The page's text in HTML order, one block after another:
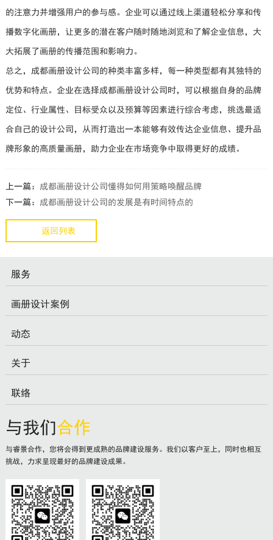
的注意力并增强用户的参与感。企业可以通过线上渠道轻松分享和传
播数字化画册，让更多的潜在客户随时随地浏览和了解企业信息，大
大拓展了画册的传播范围和影响力。
总之，成都画册设计公司的种类丰富多样，每一种类型都有其独特的
优势和特点。企业在选择成都画册设计公司时，可以根据自身的品牌
定位、行业属性、目标受众以及预算等因素进行综合考虑，挑选最适
合自己的设计公司，从而打造出一本能够有效传达企业信息、提升品
牌形象的高质量画册，助力企业在市场竞争中取得更好的成绩。
上一篇： 成都画册设计公司懂得如何用策略唤醒品牌
下一篇： 成都画册设计公司的发展是有时间特点的
返回列表
服务
画册设计案例
动态
关于
联络
与我们合作
与睿景合作，您将会得到更成熟的品牌建设服务。我们以客户至上，同时也相互
挑战，力求呈现最好的品牌建设成果。